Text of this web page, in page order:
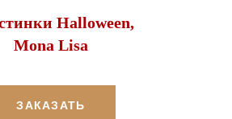
Halloween,
Mona Lisa
ЗАКАЗАТЬ